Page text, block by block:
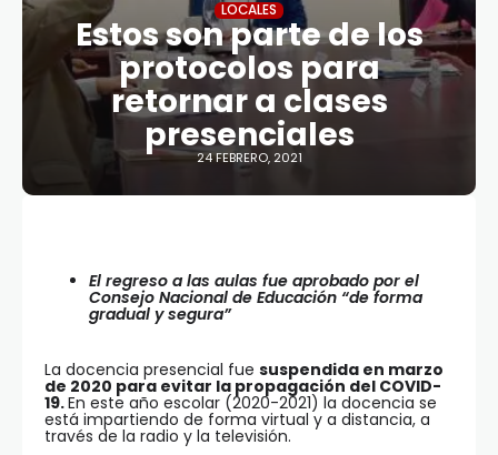
LOCALES
Estos son parte de los
protocolos para
retornar a clases
presenciales
24 FEBRERO, 2021
El regreso a las aulas fue aprobado por el
Consejo Nacional de Educación “de forma
gradual y segura”
La docencia presencial fue suspendida en marzo
de 2020 para evitar la propagación del COVID-
19.En este año escolar (2020-2021) la docencia se
está impartiendo de forma virtual y a distancia, a
través de la radio y la televisión.